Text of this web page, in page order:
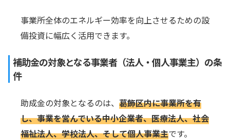
事業所全体のエネルギー効率を向上させるための設
備投資に幅広く活用できます。
補助金の対象となる事業者（法人・個人事業主）の条
件
助成金の対象となるのは、 葛飾区内に事業所を有
し、事業を営んでいる中小企業者、医療法人、社会
福祉法人、学校法人、そして個人事業主です。